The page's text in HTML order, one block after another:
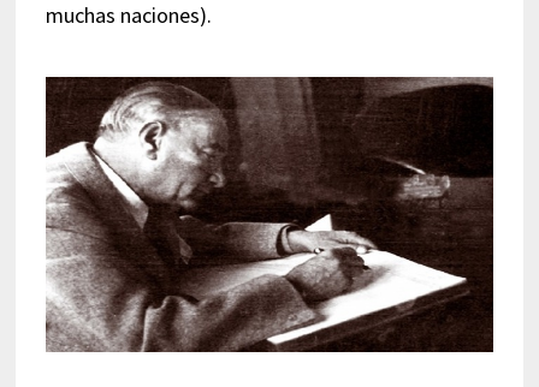
muchas naciones).